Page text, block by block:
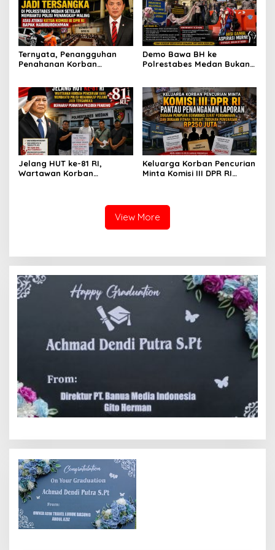
agar Konflik Tak Berlarut-
larut
Usaha Keluarganya
Ternyata, Penangguhan
Penahanan Korban
Setelah Membantu Polisi
Menangkap Maling Atas
Atensi Ketua Komisi III DPR
RI Bapak Habiburokhman
Demo Bawa BH ke
Polrestabes Medan Bukan
dan Rasa Kecewa
Lambatnya Penanganan
Pekara di Polrestabes
Medan
Jelang HUT ke-81 RI,
Wartawan Korban
Keluarga Korban Pencurian
Minta Komisi III DPR RI
Perdamaian dan Dugaan
Fitnah Terkait Tuduhan
Pemerasan Rp250 Juta
View More